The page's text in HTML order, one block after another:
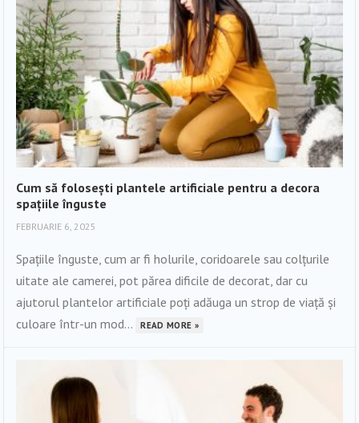
Cum să folosești plantele artificiale pentru a decora
spațiile înguste
FEBRUARIE 6, 2025
Spațiile înguste, cum ar fi holurile, coridoarele sau colțurile
uitate ale camerei, pot părea dificile de decorat, dar cu
ajutorul plantelor artificiale poți adăuga un strop de viață și
culoare într-un mod...
READ MORE »